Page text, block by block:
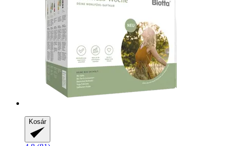
Kosár